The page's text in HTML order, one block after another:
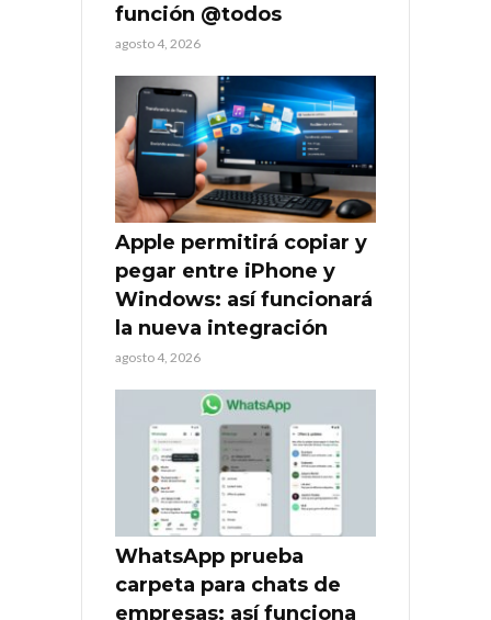
función @todos
agosto 4, 2026
Apple permitirá copiar y
pegar entre iPhone y
Windows: así funcionará
la nueva integración
agosto 4, 2026
WhatsApp prueba
carpeta para chats de
empresas: así funciona